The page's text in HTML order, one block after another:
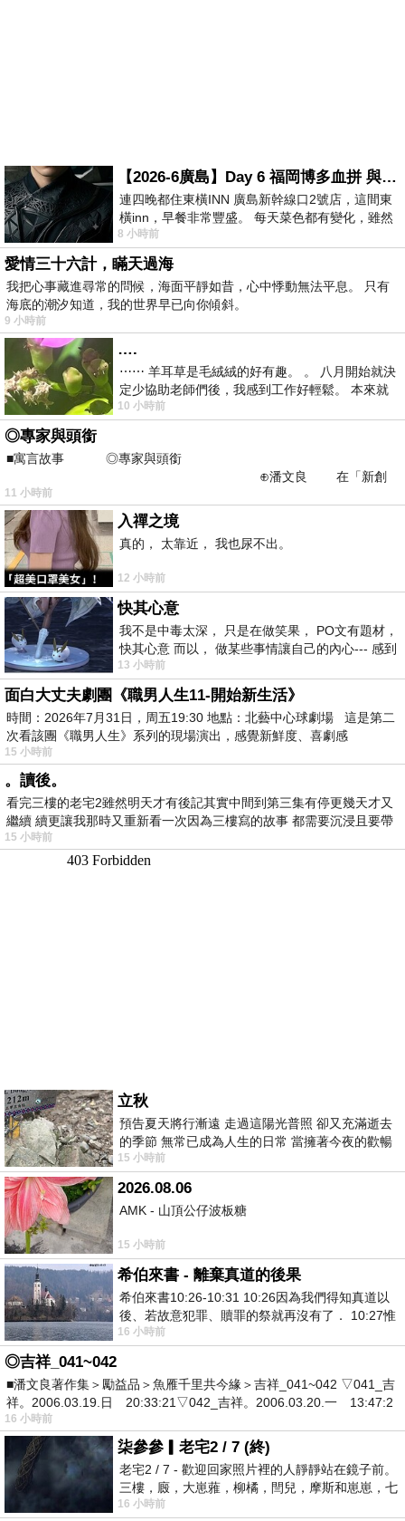
【2026-6廣島】Day 6 福岡博多血拼 與機場接送少年司機深夜對談
連四晚都住東橫INN 廣島新幹線口2號店，這間東
橫inn，早餐非常豐盛。 每天菜色都有變化，雖然
看到工作人員拿出料理包加熱，但
8 小時前
愛情三十六計，瞞天過海
我把心事藏進尋常的問候，海面平靜如昔，心中悸動無法平息。 只有
海底的潮汐知道，我的世界早已向你傾斜。
9 小時前
….
⋯⋯ 羊耳草是毛絨絨的好有趣。 。 八月開始就決
定少協助老師們後，我感到工作好輕鬆。 本來就
不是我的工作啊。 真
10 小時前
◎專家與頭銜
■寓言故事 ◎專家與頭銜
⊕潘文良 在「新創
之谷」裡——
11 小時前
入禪之境
真的， 太靠近， 我也尿不出。
12 小時前
快其心意
我不是中毒太深， 只是在做笑果， PO文有題材，
快其心意 而以， 做某些事情讓自己的內心--- 感到
愉快。
13 小時前
面白大丈夫劇團《職男人生11-開始新生活》
時間：2026年7月31日，周五19:30 地點：北藝中心球劇場 這是第二
次看該團《職男人生》系列的現場演出，感覺新鮮度、喜劇感
15 小時前
。讀後。
看完三樓的老宅2雖然明天才有後記其實中間到第三集有停更幾天才又
繼續 續更讓我那時又重新看一次因為三樓寫的故事 都需要沉浸且要帶
有
15 小時前
立秋
預告夏天將行漸遠 走過這陽光普照 卻又充滿逝去
的季節 無常已成為人生的日常 當擁著今夜的歡暢
舒心 轉眼驟成昨日 而明晨 太陽
15 小時前
2026.08.06
AMK - 山頂公仔波板糖
15 小時前
希伯來書 - 離棄真道的後果
希伯來書10:26-10:31 10:26因為我們得知真道以
後、若故意犯罪、贖罪的祭就再沒有了． 10:27惟
有戰懼等候審判和那燒滅眾敵人的烈火
16 小時前
◎吉祥_041~042
■潘文良著作集＞勵益品＞魚雁千里共今緣＞吉祥_041~042 ▽041_吉
祥。2006.03.19.日 20:33:21▽042_吉祥。2006.03.20.一 13:47:2
16 小時前
柒參參▎老宅2 / 7 (終)
老宅2 / 7 - 歡迎回家照片裡的人靜靜站在鏡子前。
三樓，廄，大崽蕥，柳橘，閆兒，摩斯和崽崽，七
個人整整齊齊地站在鏡框之外，如同
16 小時前